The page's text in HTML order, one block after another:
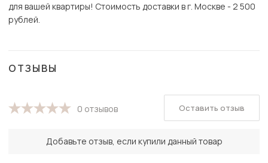
для вашей квартиры! Стоимость доставки в г. Москве - 2 500
рублей.
ОТЗЫВЫ
0 отзывов
Добавьте отзыв, если купили данный товар
Оставить отзыв